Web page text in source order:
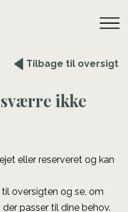
Tilbage til oversigt
ikke
eller reserveret og kan
oversigten og se, om
passer til dine behov.